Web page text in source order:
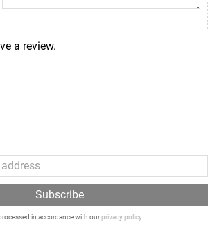
a review.
Subscribe
in accordance with ourprivacy policy.